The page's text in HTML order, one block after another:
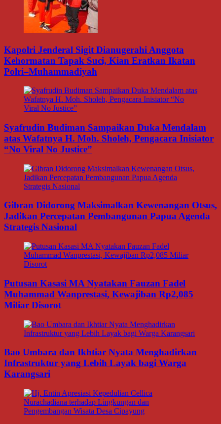
Kapolri Jenderal Sigit Dianugerahi Anggota
Kehormatan Tapak Suci, Kian Eratkan Ikatan
Polri–Muhammadiyah
Syafrudin Budiman Sampaikan Duka Mendalam
atas Wafatnya H. Moh. Sholeh, Pengacara Inisiator
“No Viral No Justice”
Gibran Didorong Maksimalkan Kewenangan Otsus,
Jadikan Percepatan Pembangunan Papua Agenda
Strategis Nasional
Putusan Kasasi MA Nyatakan Fauzan Fadel
Muhammad Wanprestasi, Kewajiban Rp2,085
Miliar Disorot
Bao Umbara dan Ikhtiar Nyata Menghadirkan
Infrastruktur yang Lebih Layak bagi Warga
Karangsari